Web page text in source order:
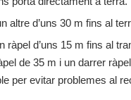
altre d’uns 30 m fins al
d’uns 15 m fins al
de 35 m i un darrer
per evitar problemes al